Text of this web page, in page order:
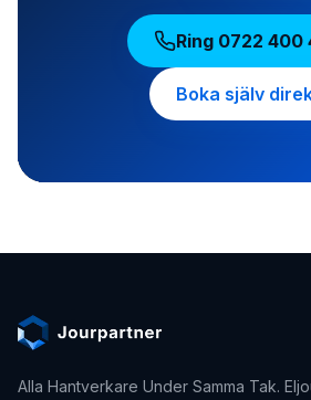
Ring 0722 400
Boka själv
Alla Hantverkare Under Samma Tak.